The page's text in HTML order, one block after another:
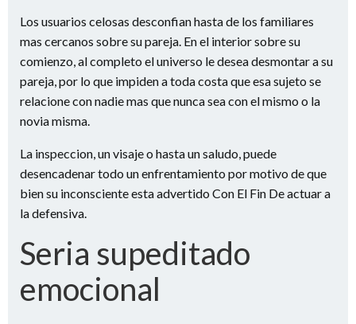
Los usuarios celosas desconfian hasta de los familiares
mas cercanos sobre su pareja. En el interior sobre su
comienzo, al completo el universo le desea desmontar a su
pareja, por lo que impiden a toda costa que esa sujeto se
relacione con nadie mas que nunca sea con el mismo o la
novia misma.
La inspeccion, un visaje o hasta un saludo, puede
desencadenar todo un enfrentamiento por motivo de que
bien su inconsciente esta advertido Con El Fin De actuar a
la defensiva.
Seri­a supeditado
emocional